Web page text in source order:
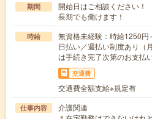
期間
開始日はご相談ください
長期でも働けます！
時給
無資格未経験：時給1250
日払い／週払い制度あり（
は手続き完了次第のお支払
交通費
交通費全額支給※規定有
仕事内容
介護関連